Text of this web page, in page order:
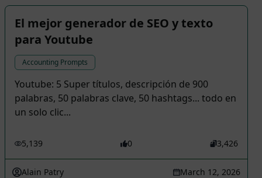
El mejor generador de SEO y texto
para Youtube
Accounting Prompts
Youtube: 5 Super títulos, descripción de 900
palabras, 50 palabras clave, 50 hashtags... todo en
un solo clic...
5,139 0 3,426
Alain Patry March 12, 2026